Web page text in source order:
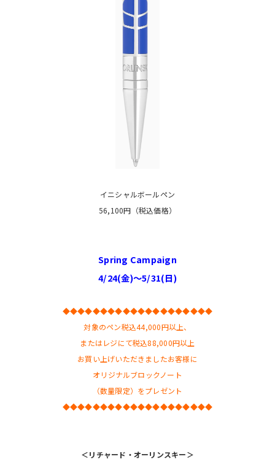
イニシャルボールペン
56,100円（税込価格）
Spring Campaign
4/24(金)～5/31(日)
◆◆◆◆◆◆◆◆◆◆◆◆◆◆◆◆◆◆◆◆
対象のペン税込44,000円以上、
またはレジにて税込88,000円以上
お買い上げいただきましたお客様に
オリジナルブロックノート
（数量限定） をプレゼント
◆◆◆◆◆◆◆◆◆◆◆◆◆◆◆◆◆◆◆◆
＜リチャード・オーリンスキー＞